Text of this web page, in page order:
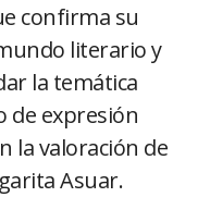
confirma su
literario y
la temática
de expresión
la valoración de
Asuar.